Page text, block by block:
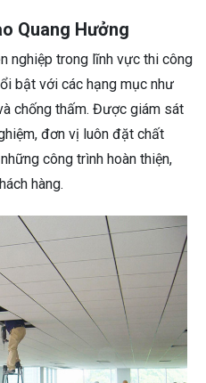
Quang Hưởng
nghiệp trong lĩnh vực thi công
bật với các hạng mục như
chống thấm. Được giám sát
đơn vị luôn đặt chất
công trình hoàn thiện,
hàng.